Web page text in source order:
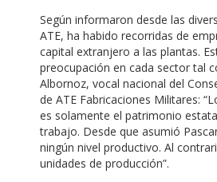
Según informaron desde las
ATE, ha habido recorridas de
capital extranjero a las plantas.
preocupación en cada sector tal
Albornoz, vocal nacional del
de ATE Fabricaciones Militares:
es solamente el patrimonio
trabajo. Desde que asumió
ningún nivel productivo. Al
unidades de producción”.